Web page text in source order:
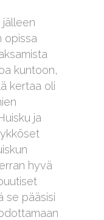
jälleen
opissa
kuntoon,
kertaa oli
ja
hyvä
se pääsisi